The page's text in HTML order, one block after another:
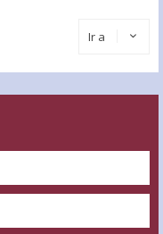
Ir a